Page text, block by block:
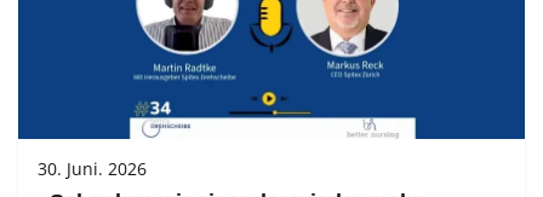
30. Juni. 2026